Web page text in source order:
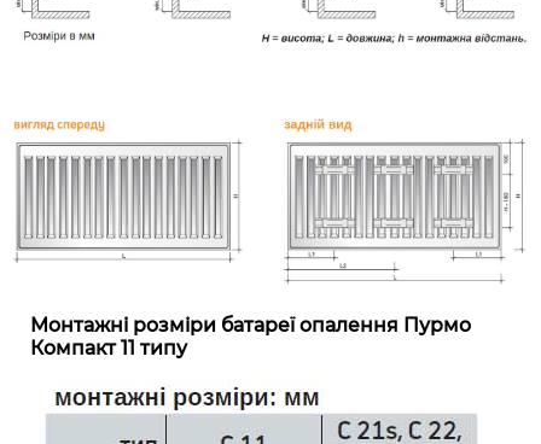
Монтажні розміри батареї опалення Пурмо
Компакт 11 типу